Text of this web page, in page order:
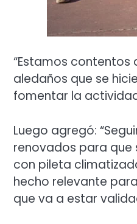
“Estamos
aledaños que se
fomentar la
Luego agregó:
renovados para que
con pileta
hecho relevante
que va a estar